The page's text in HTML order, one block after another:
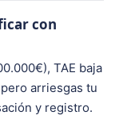
con
TAE baja
arriesgas tu
y registro.